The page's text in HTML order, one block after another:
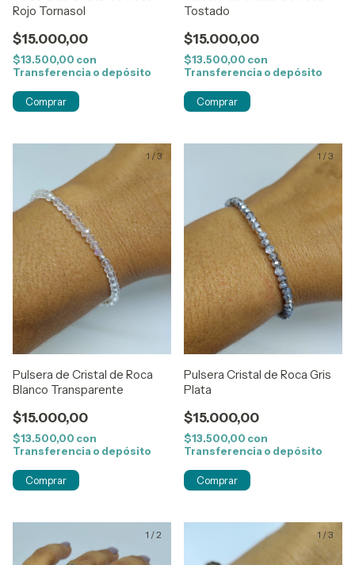
Rojo Tornasol
$15.000,00
$13.500,00 con
Transferencia o depósito
Tostado
$15.000,00
$13.500,00 con
Transferencia o depósito
1 /3
Pulsera de Cristal de Roca
Blanco Transparente
$15.000,00
$13.500,00 con
Transferencia o depósito
1 /3
Pulsera Cristal de Roca Gris
Plata
$15.000,00
$13.500,00 con
Transferencia o depósito
1 /2 1 /3